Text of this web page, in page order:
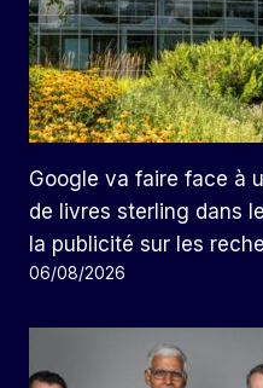
Google va faire face à
de livres sterling dans
la publicité sur les
06/08/2026